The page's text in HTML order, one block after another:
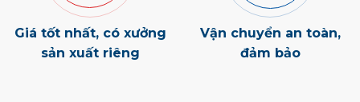
Giá tốt nhất, có xưởng
sản xuất riêng
Vận chuyển an toàn,
đảm bảo